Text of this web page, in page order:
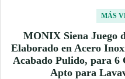
MÁS
MONIX Siena Juego
Elaborado en Acero
Acabado Pulido, para 6
Apto para